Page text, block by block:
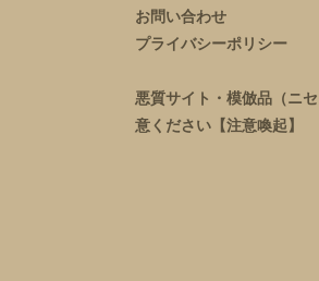
お問い合わせ
プライバシーポリシー
悪質サイト・模倣品（ニ
意ください【注意喚起】